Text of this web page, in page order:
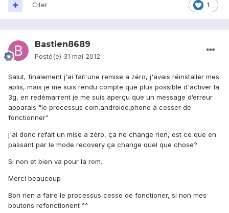
1
Citer
Bastien8689
Posté(e) 31 mai 2012
Salut, finalement j'ai fait une remise a zéro, j'avais réinstaller mes
aplis, mais je me suis rendu compte que plus possible d'activer la
3g, en redémarrent je me suis aperçu que un message d’erreur
apparais "le processus com.androide.phone a cesser de
fonctionner"
j'ai donc refait un mise a zéro, ça ne change rien, est ce que en
passant par le mode recovery ça change quel que chose?
Si non et bien va pour la rom.
Merci beaucoup
Bon rien a faire le processus cesse de fonctioner, si non mes
boutons refonctionent ^^